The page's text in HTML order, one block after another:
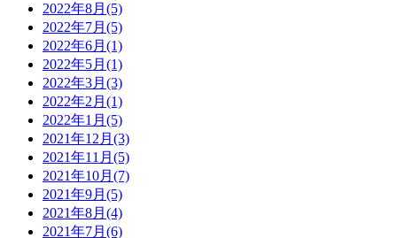
2022年8月(5)
2022年7月(5)
2022年6月(1)
2022年5月(1)
2022年3月(3)
2022年2月(1)
2022年1月(5)
2021年12月(3)
2021年11月(5)
2021年10月(7)
2021年9月(5)
2021年8月(4)
2021年7月(6)